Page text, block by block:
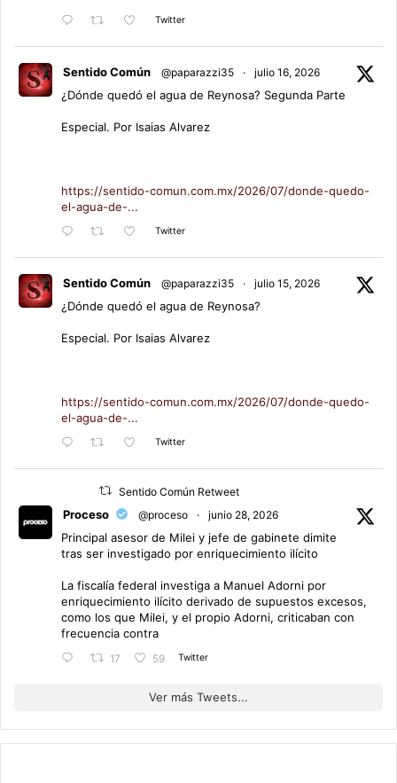
Twitter
Sentido Común @paparazzi35 · julio 16, 2026
¿Dónde quedó el agua de Reynosa? Segunda Parte
Especial. Por Isaias Alvarez
https://sentido-comun.com.mx/2026/07/donde-quedo-
el-agua-de-...
Twitter
Sentido Común @paparazzi35 · julio 15, 2026
¿Dónde quedó el agua de Reynosa?
Especial. Por Isaias Alvarez
https://sentido-comun.com.mx/2026/07/donde-quedo-
el-agua-de-...
Twitter
Sentido Común Retweet
Proceso @proceso · junio 28, 2026
Principal asesor de Milei y jefe de gabinete dimite
tras ser investigado por enriquecimiento ilícito
La fiscalía federal investiga a Manuel Adorni por
enriquecimiento ilícito derivado de supuestos excesos,
como los que Milei, y el propio Adorni, criticaban con
frecuencia contra
17 59 Twitter
Ver más Tweets...